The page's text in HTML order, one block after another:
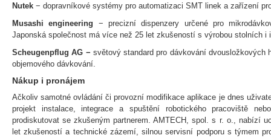
Nutek − dopravníkové systémy pro automatizaci SMT linek a zařízení
Musashi engineering − precizní dispenzery určené pro
Japonská společnost má více než 25 let zkušeností s výrobou stolních i
Scheugenpflug AG − světový standard pro dávkování dvousložkových
objemového dávkování.
Nákup i pronájem
Ačkoliv samotné ovládání či provozní modifikace aplikace je dnes
projekt instalace, integrace a spuštění robotického pracoviště
prodiskutovat se zkušeným partnerem. AMTECH, spol. s r. o., nabízí
let zkušeností a technické zázemí, silnou servisní podporu s týmem